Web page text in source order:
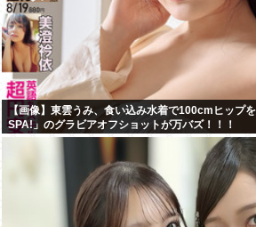
【画像】東雲うみ、食い込み水着で100cmヒップ
SPA!」のグラビアオフショットが万バズ！！！